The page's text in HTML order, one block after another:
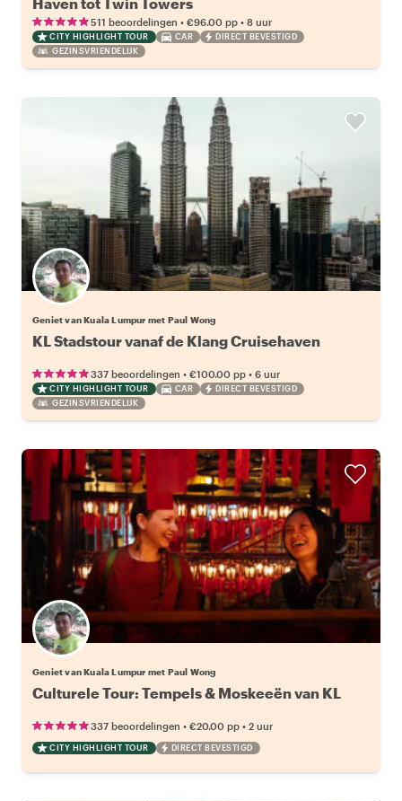
511 beoordelingen • €96.00 pp • 8 uur
CITY HIGHLIGHT TOUR CAR
DIRECT BEVESTIGD
GEZINSVRIENDELIJK
Geniet van Kuala Lumpur met Paul Wong
KL Stadstour vanaf de Klang Cruisehaven
337 beoordelingen • €100.00 pp • 6 uur
CITY HIGHLIGHT TOUR CAR
DIRECT BEVESTIGD
GEZINSVRIENDELIJK
Geniet van Kuala Lumpur met Paul Wong
Culturele Tour: Tempels & Moskeeën van KL
337 beoordelingen • €20.00 pp • 2 uur
CITY HIGHLIGHT TOUR DIRECT BEVESTIGD